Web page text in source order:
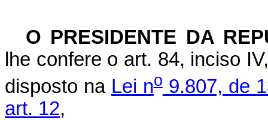
O PRESIDENTE DA
lhe confere o art. 84, inciso
disposto na Lei no9.807, de
art. 12,